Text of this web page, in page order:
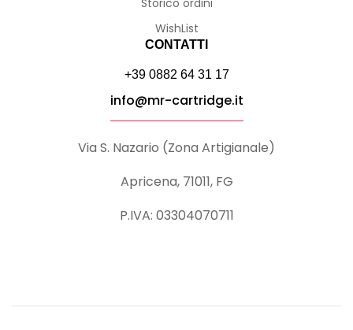
WishList
CONTATTI
+39 0882 64 31 17
info@mr-cartridge.it
Via S. Nazario (Zona Artigianale)
Apricena, 71011, FG
P.IVA: 03304070711